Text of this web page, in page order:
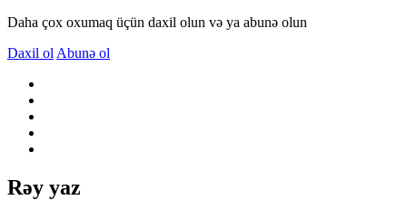
Daha çox oxumaq üçün daxil olun və ya abunə olun
Daxil ol Abunə ol
Rəy yaz